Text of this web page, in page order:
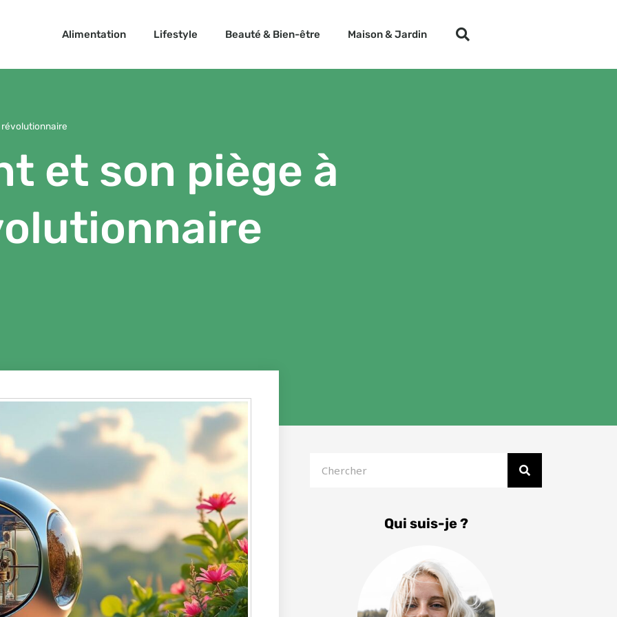
Alimentation Lifestyle Beauté & Bien-être Maison & Jardin
et son piège à
Qui suis-je ?